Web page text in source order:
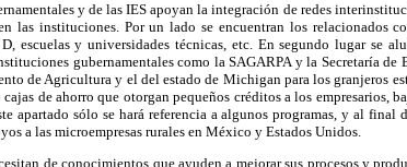
y de las IES apoyan la integración de redes
las instituciones. Por un lado se encuentran los relacionados
escuelas y universidades técnicas, etc. En segundo lugar se
gubernamentales como la SAGARPA y la Secretaría de
de Agricultura y el del estado de Michigan para los granjeros
de ahorro que otorgan pequeños créditos a los empresarios,
apartado sólo se hará referencia a algunos programas, y al final
a las microempresas rurales en México y Estados Unidos.
de conocimientos que ayuden a mejorar sus procesos y